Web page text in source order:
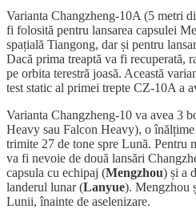
Varianta Changzheng-10A (5 metri
fi folosită pentru lansarea capsulei
spațială Tiangong, dar și pentru
Dacă prima treaptă va fi recuperată,
pe orbita terestră joasă. Această
test static al primei trepte CZ-10A a
Varianta Changzheng-10 va avea 3
Heavy sau Falcon Heavy), o
trimite 27 de tone spre Lună. Pentru
va fi nevoie de două lansări
capsula cu echipaj (Mengzhou) și a
landerul lunar (Lanyue). Mengzhou
Lunii, înainte de aselenizare.